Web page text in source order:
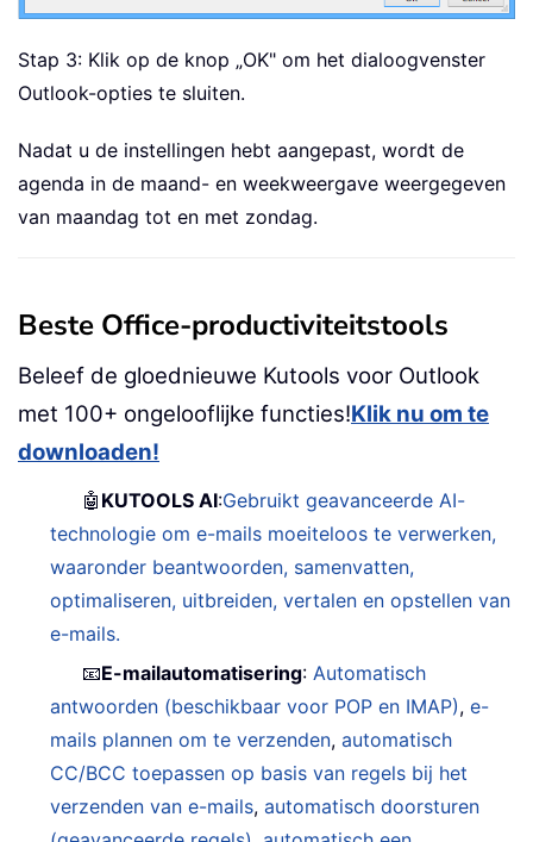
Stap 3: Klik op de knop „OK" om het dialoogvenster
Outlook-opties te sluiten.
Nadat u de instellingen hebt aangepast, wordt de
agenda in de maand- en weekweergave weergegeven
van maandag tot en met zondag.
Beste Office-productiviteitstools
Beleef de gloednieuwe Kutools voor Outlook
met 100+ ongelooflijke functies!Klik nu om te
downloaden!
🤖 KUTOOLS AI:Gebruikt geavanceerde AI-
technologie om e-mails moeiteloos te verwerken,
waaronder beantwoorden, samenvatten,
optimaliseren, uitbreiden, vertalen en opstellen van
e-mails.
📧E-mailautomatisering: Automatisch
antwoorden (beschikbaar voor POP en IMAP),e-
mails plannen om te verzenden,automatisch
CC/BCC toepassen op basis van regels bij het
verzenden van e-mails,automatisch doorsturen